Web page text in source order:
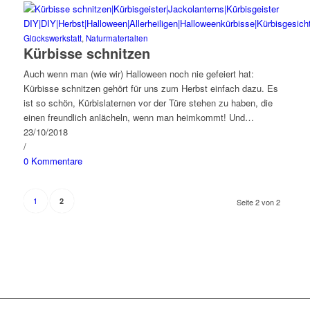
Glückswerkstatt, Naturmaterialien
Kürbisse schnitzen
Auch wenn man (wie wir) Halloween noch nie gefeiert hat:
Kürbisse schnitzen gehört für uns zum Herbst einfach dazu. Es
ist so schön, Kürbislaternen vor der Türe stehen zu haben, die
einen freundlich anlächeln, wenn man heimkommt! Und…
23/10/2018
/
0 Kommentare
Seite 2 von 2
1 2